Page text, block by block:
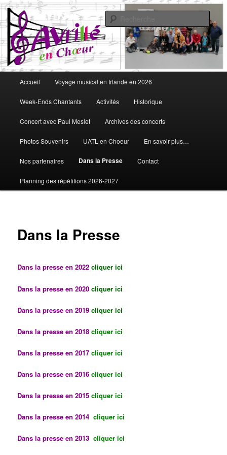
Aller
au
contenu
principalAvrillé en Choeur
Vous aimez chanter, Avrillé en Choeur est fait pour vous
principal
Accueil Voyage musical en Irlande en 2026
Week-Ends Chantants Activités Historique
Concert avec Paul Meslet Archives des concerts
Photos Souvenirs UATL en Choeur En savoir plus…
Nos partenaires Dans la Presse Contact
Planning des répétitions 2026-2027
Dans la Presse
Dans la presse en 2022cliquer ici
Dans la presse en 2020 cliquer ici
Dans la presse en 2019cliquer ici
Dans la presse en 2018 cliquer ici
Dans la presse en 2017cliquer ici
Dans la presse en 2016 cliquer ici
Dans la presse en 2015 cliquer ici
Dans la presse en 2014 cliquer ici
Dans la presse en 2013 cliquer ici